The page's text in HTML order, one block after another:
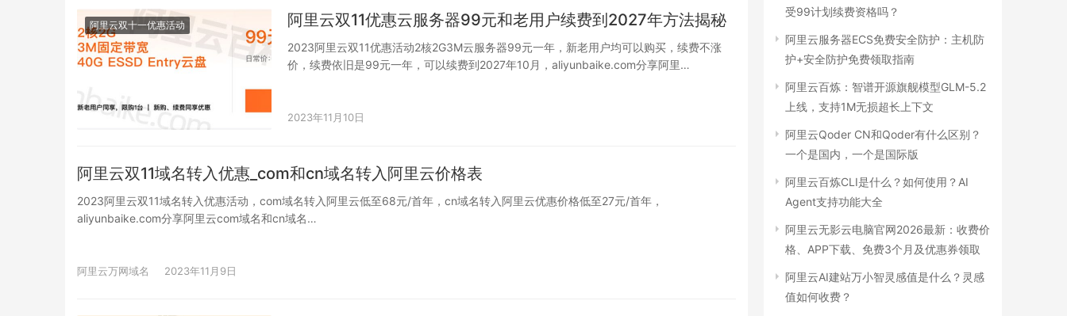
阿里云双十一优惠活动 阿里云双11优惠云服务器99元和老用户续费到2027年方法揭秘
2023阿里云双11优惠活动2核2G3M云服务器99元一年，新老用户均可以购买，续费不涨
价，续费依旧是99元一年，可以续费到2027年10月，aliyunbaike.com分享阿里…
2023年11月10日
阿里云双11域名转入优惠_com和cn域名转入阿里云价格表
2023阿里云双11域名转入优惠活动，com域名转入阿里云低至68元/首年，cn域名转入阿里云优惠价格低至27元/首年，
aliyunbaike.com分享阿里云com域名和cn域名…
阿里云万网域名 2023年11月9日
受99计划续费资格吗？
阿里云服务器ECS免费安全防护：主机防
护+安全防护免费领取指南
阿里云百炼：智谱开源旗舰模型GLM-5.2
上线，支持1M无损超长上下文
阿里云Qoder CN和Qoder有什么区别？
一个是国内，一个是国际版
阿里云百炼CLI是什么？如何使用？AI
Agent支持功能大全
阿里云无影云电脑官网2026最新：收费价
格、APP下载、免费3个月及优惠券领取
阿里云AI建站万小智灵感值是什么？灵感
值如何收费？